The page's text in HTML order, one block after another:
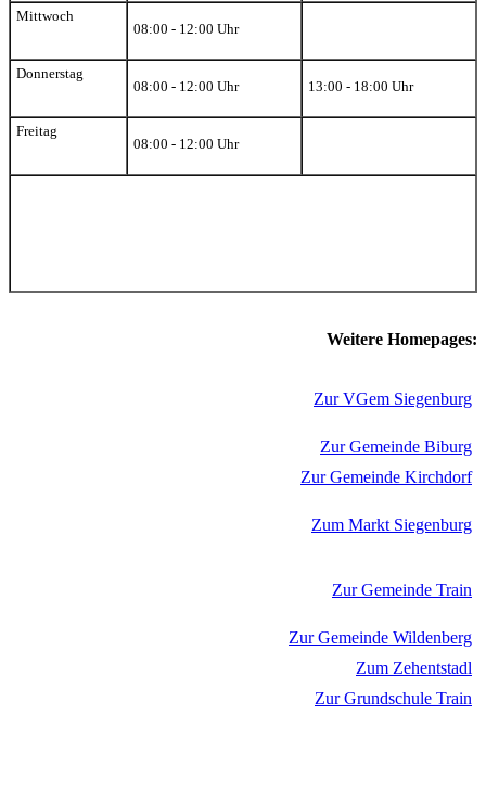
Mittwoch
08:00 - 12:00 Uhr
Donnerstag
08:00 - 12:00 Uhr
13:00 - 18:00 Uhr
Freitag
08:00 - 12:00 Uhr
Weitere Homepages:
Zur VGem Siegenburg
Zur Gemeinde Biburg
Zur Gemeinde Kirchdorf
Zum Markt Siegenburg
Zur Gemeinde Train
Zur Gemeinde Wildenberg
Zum Zehentstadl
Zur Grundschule Train